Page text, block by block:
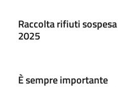
Raccolta rifiuti
2025
È sempre importante